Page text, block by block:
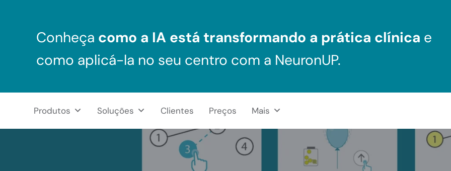
Conheça como a IA está transformando a prática clínica e
como aplicá-la no seu centro com a NeuronUP.
NeuronUP Brasil
Aplicativo de estimulação cognitiva para profissionais
Produtos Soluções Clientes Preços Mais